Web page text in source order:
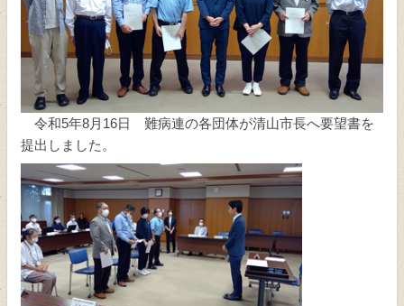
閉じる
令和5年8月16日 難病連の各団体が清山市長へ要望書を
提出しました。